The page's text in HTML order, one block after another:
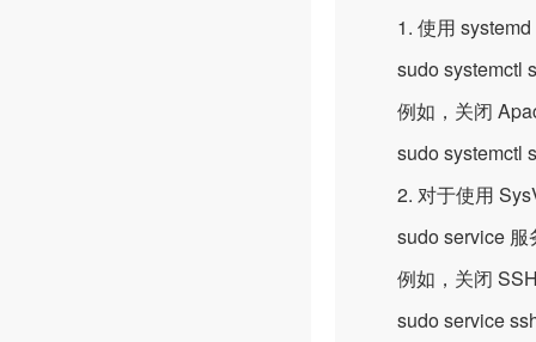
1. 使用 systemd
sudo systemctl
例如，关闭
sudo systemctl
2. 对于使用
sudo service 服
例如，关闭 SSH
sudo service